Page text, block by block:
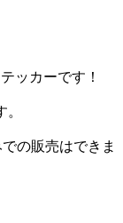
ッカーです！
の販売はできま